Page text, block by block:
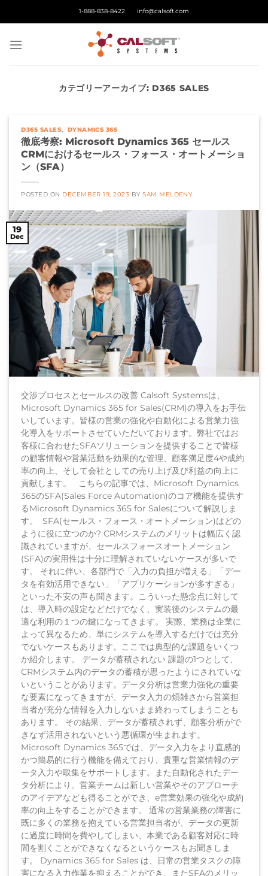
1-888-838-8422 info@calsoft.com
カテゴリーアーカイブ: D365 SALES
D365 SALES、 DYNAMICS 365
徹底考察: Microsoft Dynamics 365 セールス
CRMにおけるセールス・フォース・オートメーショ
ン（SFA）
POSTED ON DECEMBER 19, 2023 BYSAM MELOENY
19
Dec
交渉プロセスとセールスの改善 Calsoft Systemsは、
Microsoft Dynamics 365 for Sales(CRM)の導入をお手伝
いしています。皆様の営業の強化や自動化による営業力強
化導入をサポートさせていただいております。弊社ではお
客様に合わせたSFAソリューションを提供することで皆様
の顧客情報や営業活動を効果的な管理、顧客満足度4や成約
率の向上、そして会社としての売り上げ及び利益の向上に
貢献します。 こちらの記事では、Microsoft Dynamics
365のSFA(Sales Force Automation)のコア機能を提供す
るMicrosoft Dynamics 365 for Salesについて解説しま
す。 SFA(セールス・フォース・オートメーション)はどの
ように役に立つのか? CRMシステムのメリットは幅広く認
識されていますが、セールスフォースオートメーション
(SFA)の実用性は十分に理解されていないケースが多いで
す。 それに伴い、各部門で「入力の負担が増える」「デー
タを有効活用できない」「アプリケーションが多すぎる」
といった不安の声も聞きます。こういった懸念点に対して
は、導入時の設定などだけでなく、実装後のシステムの最
適な利用の１つの鍵になってきます。 実際、業務は企業に
よって異なるため、単にシステムを導入するだけでは充分
でないケースもあります。ここでは典型的な課題をいくつ
か紹介します。 データが蓄積されない 課題の1つとして、
CRMシステム内のデータの蓄積が思ったようにされていな
いということがあります。データ分析は営業力強化の重要
な要素になってきますが、データ入力の煩雑さから営業担
当者が充分な情報を入力しないまま終わってしまうことも
あります。 その結果、データが蓄積されず、顧客分析がで
きなず活用されないという悪循環が生まれます。
Microsoft Dynamics 365では、データ入力をより直感的
かつ簡易的に行う機能を備えており、貴重な営業情報のデ
ータ入力や取集をサポートします。また自動化されたデー
タ分析により、営業チームは新しい営業やそのアプローチ
のアイデアなども得ることができ、e営業効果の強化や成約
率の向上をすることができます。 通常の営業業務の障害に
既に多くの業務を抱えている営業担当者が、データの更新
に過度に時間を費やしてしまい、本業である顧客対応に時
間を割くことができなくなるというケースもお聞きしま
す。 Dynamics 365 for Sales は、日常の営業タスクの障
害になる入力作業を抑えることができ、またSFAのメリッ